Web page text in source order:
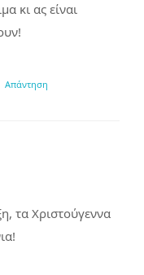
κι ας είναι
Απάντηση
τα Χριστούγεννα